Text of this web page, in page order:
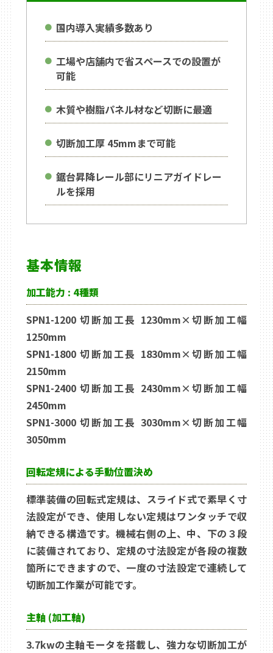
国内導入実績多数あり
工場や店舗内で省スペースでの設置が
可能
木質や樹脂パネル材など切断に最適
切断加工厚 45mmまで可能
鋸台昇降レール部にリニアガイドレー
ルを採用
基本情報
加工能力 : 4種類
SPN1-1200 切断加工長 1230mm×切断加工幅
1250mm
SPN1-1800 切断加工長 1830mm×切断加工幅
2150mm
SPN1-2400 切断加工長 2430mm×切断加工幅
2450mm
SPN1-3000 切断加工長 3030mm×切断加工幅
3050mm
回転定規による手動位置決め
標準装備の回転式定規は、スライド式で素早く寸
法設定ができ、使用しない定規はワンタッチで収
納できる構造です。機械右側の上、中、下の３段
に装備されており、定規の寸法設定が各段の複数
箇所にできますので、一度の寸法設定で連続して
切断加工作業が可能です。
主軸 (加工軸)
3.7kwの主軸モータを搭載し、強力な切断加工が